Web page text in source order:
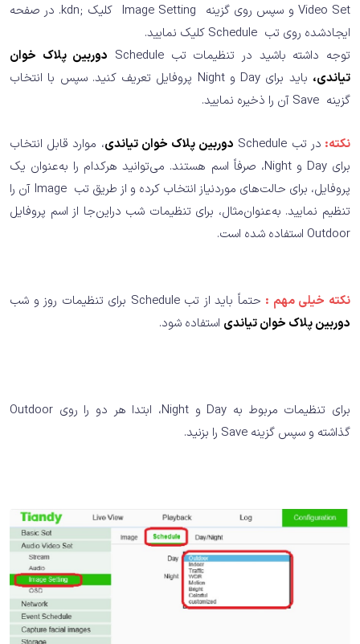
Video Set و سپس روی گزینه Image Setting کلیک ;kdn. در صفحه
ایجادشده روی تب Schedule کلیک نمایید.
ﺗﻮﺟﻪ داﺷﺘﻪ ﺑﺎﺷﯿﺪ در تنظیمات تب Schedule
دوربین پلاک خوان
تیاندی،
ﺑﺎﯾﺪ ﺑﺮای Day و Night ﭘﺮوﻓﺎﯾﻞ ﺗﻌﺮﯾﻒ کنید. سپس ﺑﺎ اﻧﺘﺨﺎب
ﮔﺰﯾﻨﻪ Save آن را ذﺧﯿﺮه ﻧﻤﺎﯾﯿﺪ.
ﻧﮑﺘﻪ: در ﺗﺐ Schedule دوربین پلاک خوان تیاندی، موارد قابل انتخاب
برای Day و Night، صرفاً اﺳﻢ هستند. می‌توانید ﻫﺮﮐﺪام را به‌عنوان ﯾﮏ
ﭘﺮوﻓﺎﯾﻞ، ﺑﺮای حالت‌های موردنیاز اﻧﺘﺨﺎب کرده و از ﻃﺮﯾﻖ ﺗﺐ Image آن را
ﺗﻨﻈﯿﻢ ﻧﻤﺎﯾﯿﺪ. به‌عنوان‌مثال، ﺑﺮای ﺗﻨﻈﯿﻤﺎت ﺷﺐ دراین‌جا از اﺳﻢ ﭘﺮوﻓﺎﯾﻞ
Outdoor اﺳﺘﻔﺎده ﺷﺪه اﺳﺖ.
ﻧﮑﺘﻪ ﺧﯿﻠﯽ ﻣﻬﻢ : حتماً ﺑﺎﯾﺪ از ﺗﺐ Schedule ﺑﺮای ﺗﻨﻈﯿﻤﺎت روز و ﺷﺐ
دوربین پلاک خوان تیاندی اﺳﺘﻔﺎده ﺷﻮد.
برای تنظیمات مربوط به Day و Night، ابتدا هر دو را روی Outdoor
گذاشته و سپس گزینه Save را بزنید.